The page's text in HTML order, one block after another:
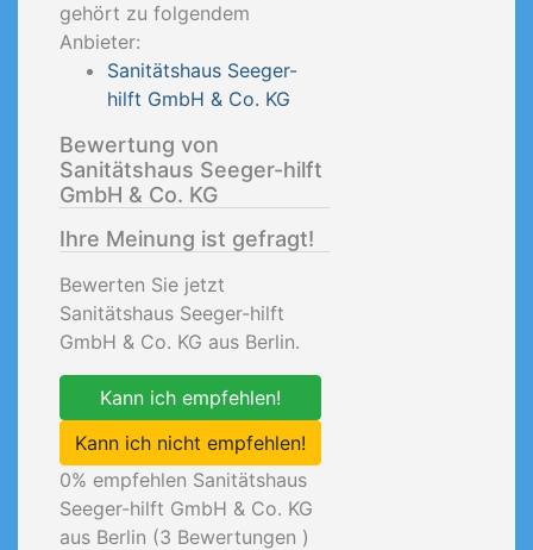
gehört zu folgendem
Anbieter:
Sanitätshaus Seeger-
hilft GmbH & Co. KG
Bewertung von
Sanitätshaus Seeger-hilft
GmbH & Co. KG
Ihre Meinung ist gefragt!
Bewerten Sie jetzt
Sanitätshaus Seeger-hilft
GmbH & Co. KG aus Berlin.
Kann ich empfehlen!
Kann ich nicht empfehlen!
0% empfehlen Sanitätshaus
Seeger-hilft GmbH & Co. KG
aus Berlin (3 Bewertungen )